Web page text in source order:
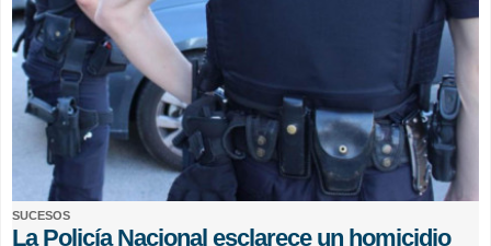
SUCESOS
La Policía Nacional esclarece un homicidio